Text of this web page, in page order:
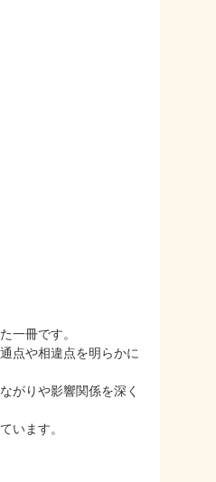
一冊です。
点や相違点を明らかに
がりや影響関係を深く
います。